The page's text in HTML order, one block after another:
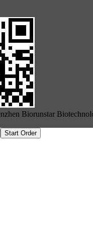
Biorunstar
Start Order